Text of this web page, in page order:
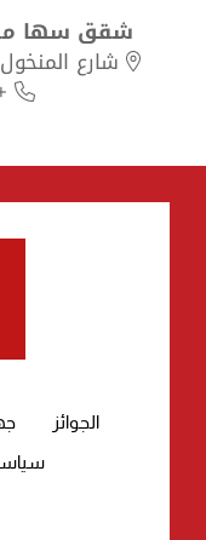
شقق سها
شارع
0159
الجوائز